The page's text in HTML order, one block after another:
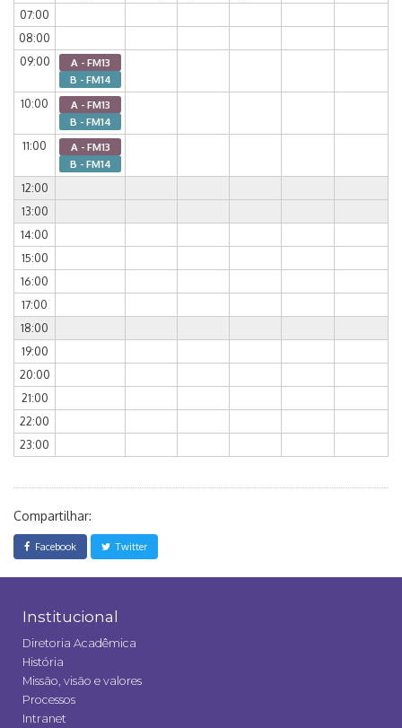
07:00
08:00
09:00
A - FM13
B - FM14
10:00
A - FM13
B - FM14
11:00
A - FM13
B - FM14
12:00
13:00
14:00
15:00
16:00
17:00
18:00
19:00
20:00
21:00
22:00
23:00
Compartilhar:
Facebook Twitter
Institucional
Diretoria Acadêmica
História
Missão, visão e valores
Processos
Intranet